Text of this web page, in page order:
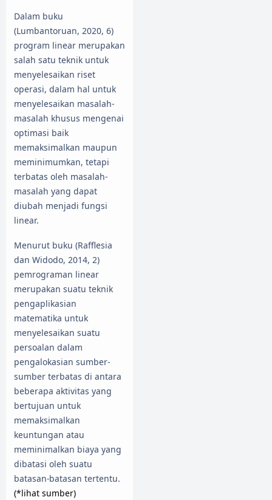
Dalam buku
(Lumbantoruan, 2020, 6)
program linear merupakan
salah satu teknik untuk
menyelesaikan riset
operasi, dalam hal untuk
menyelesaikan masalah-
masalah khusus mengenai
optimasi baik
memaksimalkan maupun
meminimumkan, tetapi
terbatas oleh masalah-
masalah yang dapat
diubah menjadi fungsi
linear.
Menurut buku (Rafflesia
dan Widodo, 2014, 2)
pemrograman linear
merupakan suatu teknik
pengaplikasian
matematika untuk
menyelesaikan suatu
persoalan dalam
pengalokasian sumber-
sumber terbatas di antara
beberapa aktivitas yang
bertujuan untuk
memaksimalkan
keuntungan atau
meminimalkan biaya yang
dibatasi oleh suatu
batasan-batasan tertentu.
(*lihat sumber)